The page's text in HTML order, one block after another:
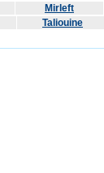
Mirleft
Taliouine